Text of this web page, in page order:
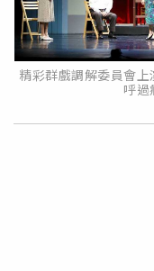
精彩群戲調解委員會
呼過